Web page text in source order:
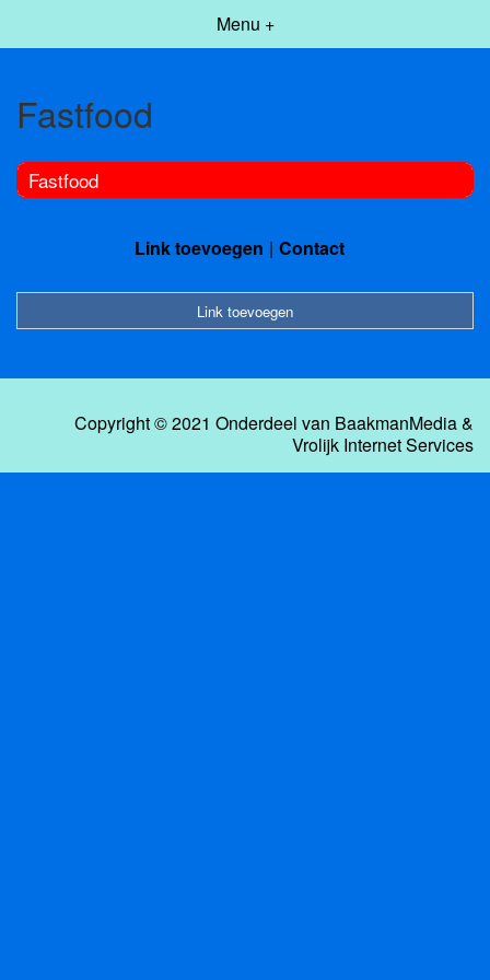
Menu +
Fastfood
Fastfood
Link toevoegen Contact
Link toevoegen
Copyright © 2021 Onderdeel van BaakmanMedia&
Vrolijk Internet Services